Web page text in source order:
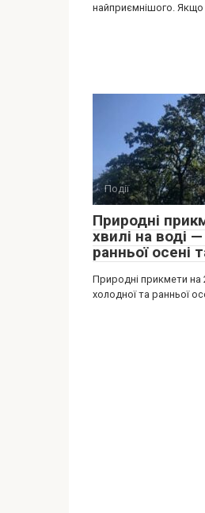
найприємнішого. Якщо
Події
Природні
хвилі на воді
ранньої осені
Природні прикмети на
холодної та ранньої